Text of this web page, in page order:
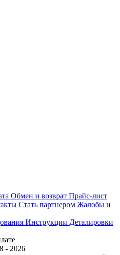
Обмен и возврат Прайс-лист
Стать партнером Жалобы и
Инструкции Деталировки
- 2026